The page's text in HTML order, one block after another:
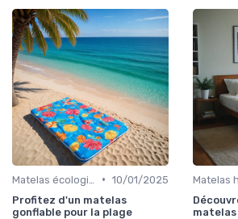
• 10/01/2025
Profitez d'un matelas
gonflable pour la plage